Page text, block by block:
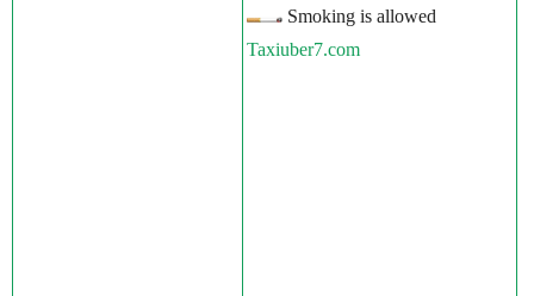
Smoking is allowed
Taxiuber7.com